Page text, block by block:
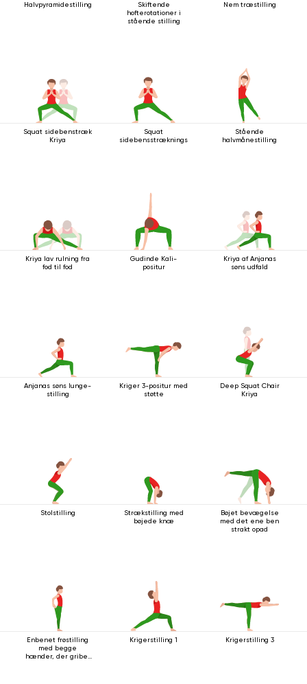
Halvpyramidestilling
Skiftende
hofterotationer i
stående stilling
Nem træstilling
Squat sidebenstræk
Kriya
Squat
sidebensstrækningsstilling
Stående
halvmånestilling
Kriya lav rulning fra
fod til fod
Gudinde Kali-
positur
Kriya af Anjanas
søns udfald
Anjanas søns lunge-
stilling
Kriger 3-positur med
støtte
Deep Squat Chair
Kriya
Stolstilling
Strækstilling med
bøjede knæ
Bøjet bevægelse
med det ene ben
strakt opad
Enbenet frøstilling
med begge
hænder, der griber
Krigerstilling 1 Krigerstilling 3